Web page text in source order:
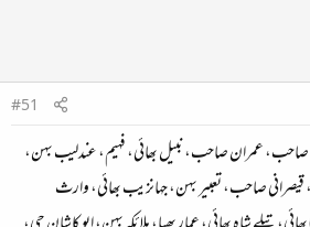
#51
صاحب، عمران صاحب، نبیل بھائی، فہیم، عندلیب بہن،
صاحب، تعبیر بہن، جہانزیب بھائی، وارث